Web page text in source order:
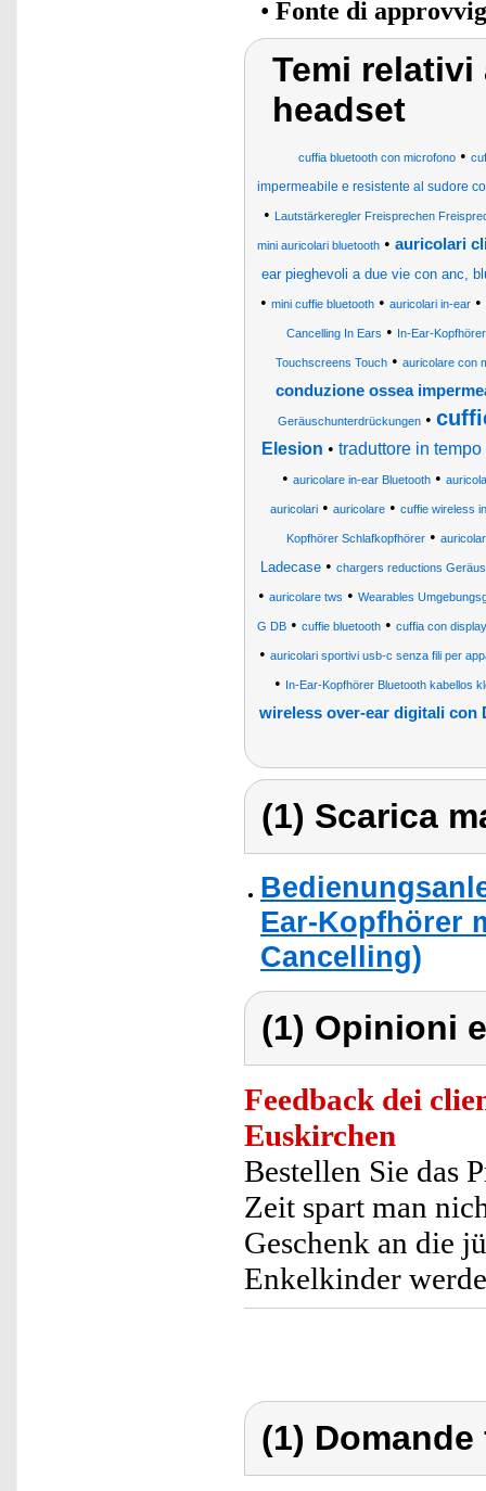
• Fonte di
Temi
headset
cuffia bluetooth con microfono•
impermeabile e resistente al sudore
• Lautstärkeregler Freisprechen
mini auricolari bluetooth • auricolari
ear pieghevoli a due vie con anc,
• mini cuffie bluetooth • auricolari in-ear •
Cancelling In Ears • In-Ear-
Touchscreens Touch• auricolare con
conduzione ossea
Geräuschunterdrückungen •
Elesion • traduttore in
• auricolare in-ear Bluetooth•
auricolari• auricolare• cuffie wireless
Kopfhörer Schlafkopfhörer•
Ladecase• chargers reductions
• auricolare tws • Wearables
G DB• cuffie bluetooth• cuffia con
• auricolari sportivi usb-c senza fili per
• In-Ear-Kopfhörer Bluetooth kabellos
wireless over-ear digitali con
(1) Scarica
Ear-Kopfhörer
Cancelling)
(1) Opinioni
Feedback dei
Euskirchen
Bestellen Sie das
Zeit spart man
Geschenk an die
Enkelkinder
(1)